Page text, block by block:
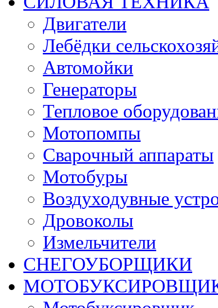
Двигатели
Лебёдки
Автомойки
Генераторы
Тепловое
Мотопомпы
Сварочный аппараты
Мотобуры
Воздуходувные
Дровоколы
Измельчители
СНЕГОУБОРЩИКИ